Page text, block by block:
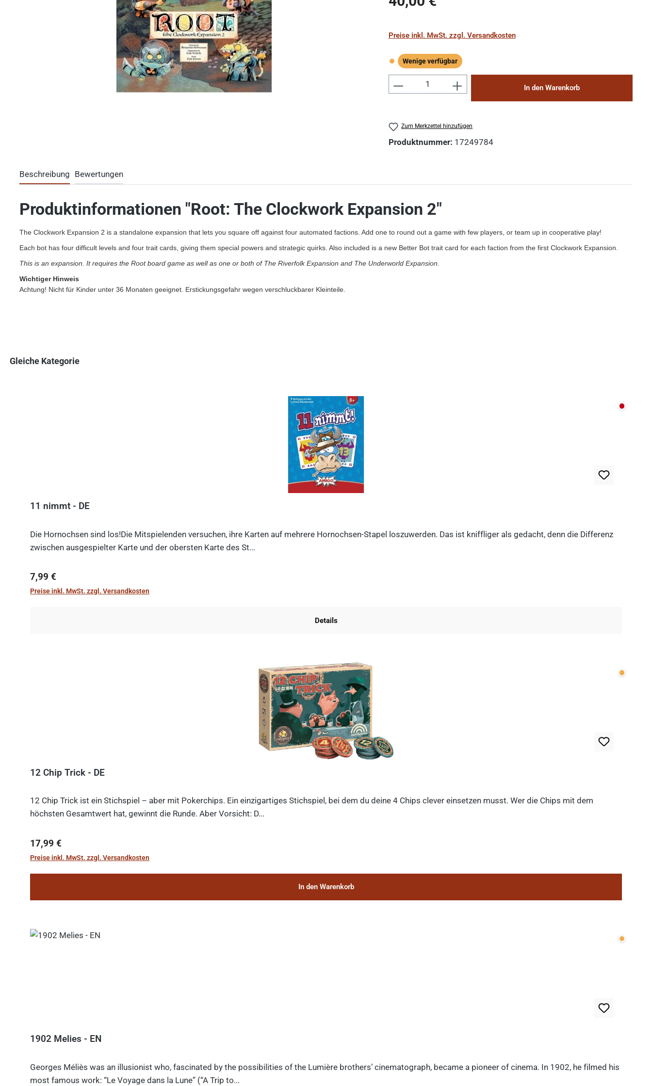
Preise inkl. MwSt. zzgl. Versandkosten
Wenige verfügbar
Wenige verfügbar
Produkt Anzahl: Gib den gewünschten Wert
In den Warenkorb
Zum Merkzettel hinzufügen
Produktnummer: 17249784
Beschreibung Bewertungen
Produktinformationen "Root: The Clockwork Expansion 2"
The Clockwork Expansion 2 is a standalone expansion that lets you square off against four automated factions. Add one to round out a game with few players, or team up in cooperative play!
Each bot has four difficult levels and four trait cards, giving them special powers and strategic quirks. Also included is a new Better Bot trait card for each faction from the first Clockwork Expansion.
This is an expansion. It requires the Root board game as well as one or both of The Riverfolk Expansion and The Underworld Expansion.
Wichtiger Hinweis
Achtung! Nicht für Kinder unter 36 Monaten geeignet. Erstickungsgefahr wegen verschluckbarer Kleinteile.
Gleiche Kategorie
Nicht
11 nimmt - DE
Die Hornochsen sind los!Die Mitspielenden versuchen, ihre Karten auf mehrere Hornochsen-Stapel loszuwerden. Das ist kniffliger als gedacht, denn die Differenz
zwischen ausgespielter Karte und der obersten Karte des St...
Regulärer Preis:
7,99 €
Preise inkl. MwSt. zzgl. Versandkosten
Details
Wenige
12 Chip Trick - DE
12 Chip Trick ist ein Stichspiel – aber mit Pokerchips. Ein einzigartiges Stichspiel, bei dem du deine 4 Chips clever einsetzen musst. Wer die Chips mit dem
höchsten Gesamtwert hat, gewinnt die Runde. Aber Vorsicht: D...
Regulärer Preis:
17,99 €
Preise inkl. MwSt. zzgl. Versandkosten
In den Warenkorb
Wenige
1902 Melies - EN
Georges Méliès was an illusionist who, fascinated by the possibilities of the Lumière brothers’ cinematograph, became a pioneer of cinema. In 1902, he filmed his
most famous work: “Le Voyage dans la Lune” (“A Trip to...